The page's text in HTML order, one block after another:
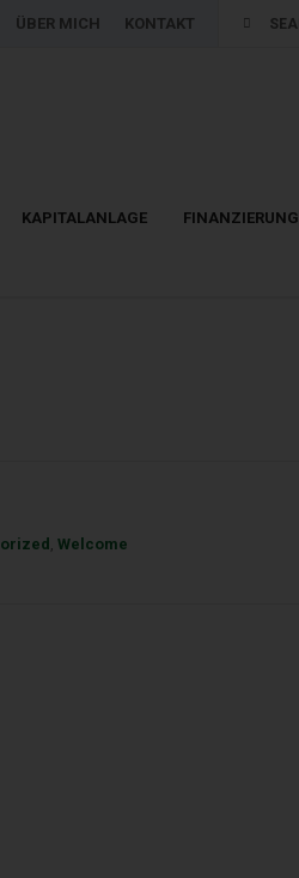
ÜBER MICH KONTAKT
KAPITALANLAGE FINANZIERUNG
, Welcome